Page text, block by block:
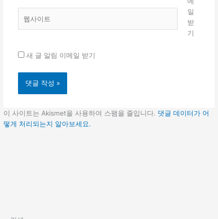
*
일
받
기
새 글 알림 이메일 받기
이 사이트는 Akismet을 사용하여 스팸을 줄입니다. 댓글 데이터가 어
떻게 처리되는지 알아보세요.